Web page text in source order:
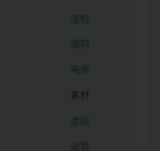
涨粉
源码
电商
素材
虚拟
运营